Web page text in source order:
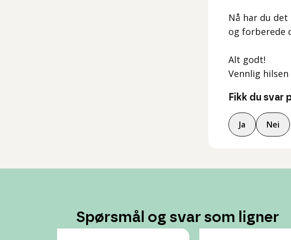
Nå har du
og forberede
Alt godt!
Vennlig
Fikk du svar
Ja Nei
Spørsmål og svar som ligner